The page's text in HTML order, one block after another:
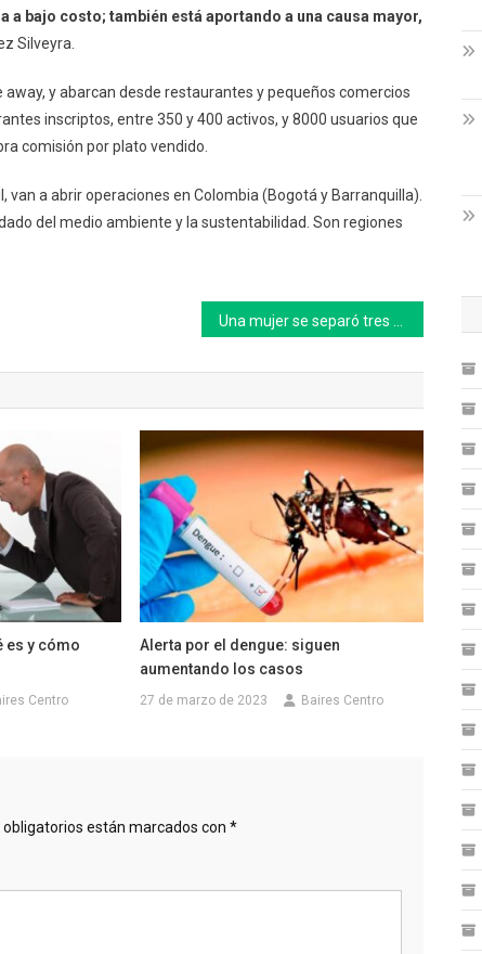
bajo costo; también está aportando a una causa mayor,
Silveyra.
y abarcan desde restaurantes y pequeños comercios
inscriptos, entre 350 y 400 activos, y 8000 usuarios que
comisión por plato vendido.
a abrir operaciones en Colombia (Bogotá y Barranquilla).
del medio ambiente y la sustentabilidad. Son regiones
es y cómo
Centro
Alerta por el dengue: siguen
aumentando los casos
27 de marzo de 2023 Baires Centro
obligatorios están marcados con *